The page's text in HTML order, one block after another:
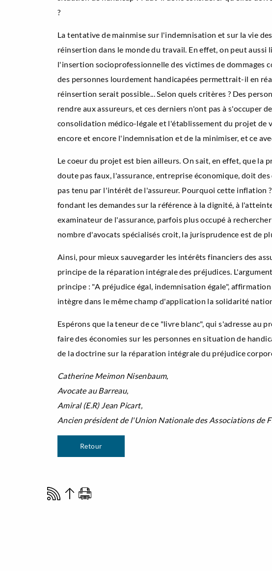
?
La tentative de mainmise sur l'indemnisation et sur la vie
réinsertion dans le monde du travail. En effet, on peut
l'insertion socioprofessionnelle des victimes de dommages
des personnes lourdement handicapées permettrait-il en
réinsertion serait possible... Selon quels critères ? Des
rendre aux assureurs, et ces derniers n'ont pas à s'occuper
consolidation médico-légale et l'établissement du projet de
encore et encore l'indemnisation et de la minimiser, et ce
Le coeur du projet est bien ailleurs. On sait, en effet, que
doute pas faux, l'assurance, entreprise économique, doit
pas tenu par l'intérêt de l'assureur. Pourquoi cette inflation
fondant les demandes sur la référence à la dignité, à
examinateur de l'assurance, parfois plus occupé à
nombre d'avocats spécialisés croit, la jurisprudence est de
Ainsi, pour mieux sauvegarder les intérêts financiers des
principe de la réparation intégrale des préjudices.
principe : "A préjudice égal, indemnisation égale",
intègre dans le même champ d'application la solidarité
Espérons que la teneur de ce "livre blanc", qui s'adresse au
faire des économies sur les personnes en situation de
de la doctrine sur la réparation intégrale du préjudice
Catherine Meimon Nisenbaum,
Avocate au Barreau,
Amiral (E.R) Jean Picart,
Ancien président de l'Union Nationale des Associations de
Retour